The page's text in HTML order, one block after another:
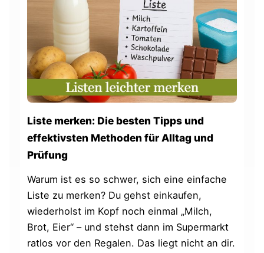
Liste merken: Die besten Tipps und
effektivsten Methoden für Alltag und
Prüfung
Warum ist es so schwer, sich eine einfache
Liste zu merken? Du gehst einkaufen,
wiederholst im Kopf noch einmal „Milch,
Brot, Eier“ – und stehst dann im Supermarkt
ratlos vor den Regalen. Das liegt nicht an dir.